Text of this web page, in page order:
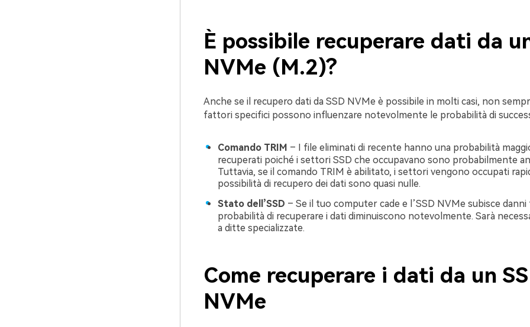
È possibile recuperare dati da
NVMe (M.2)?
Anche se il recupero dati da SSD NVMe è possibile in molti casi, non
fattori specifici possono influenzare notevolmente le probabilità di
Comando TRIM – I file eliminati di recente hanno una probabilità
recuperati poiché i settori SSD che occupavano sono probabilmente
Tuttavia, se il comando TRIM è abilitato, i settori vengono occupati
possibilità di recupero dei dati sono quasi nulle.
Stato dell’SSD – Se il tuo computer cade e l’SSD NVMe subisce danni
probabilità di recuperare i dati diminuiscono notevolmente. Sarà
a ditte specializzate.
Come recuperare i dati da un
NVMe